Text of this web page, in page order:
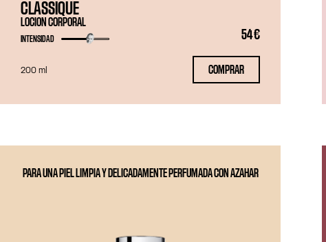
CLASSIQUE
LOCION CORPORAL
54 €
INTENSIDAD
200 ml COMPRAR
PARA UNA PIEL LIMPIA Y DELICADAMENTE PERFUMADA CON AZAHAR